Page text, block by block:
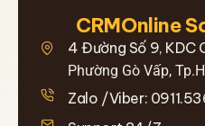
CRMOnline
4 Đường Số 9, KDC
Phường Gò Vấp,
Zalo /Viber: